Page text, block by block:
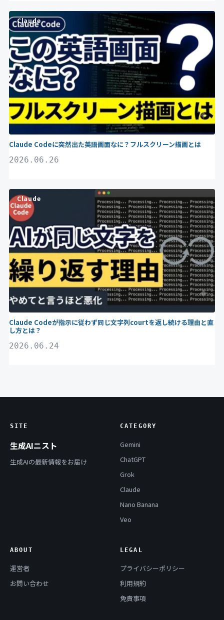
Claude
Claude Codeに突然出た英語画面なに？フルスクリーン描画とは
2026.06.26
Claude
Claude Codeが指示に従わず同じ文字列courtを返し続ける理由と直
し方とは？
2026.06.24
SITE
生成AIニスト
生成AIの最新情報をお届け
CATEGORY
Gemini
ChatGPT
Grok
Claude
Nano Banana
Veo
ABOUT
運営者
お問い合わせ
LEGAL
プライバシーポリシー
利用規約
免責事項